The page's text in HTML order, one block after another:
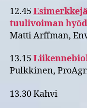
12.45
tuulivoiman
Matti Arffman,
13.15
Pulkkinen,
13.30 Kahvi